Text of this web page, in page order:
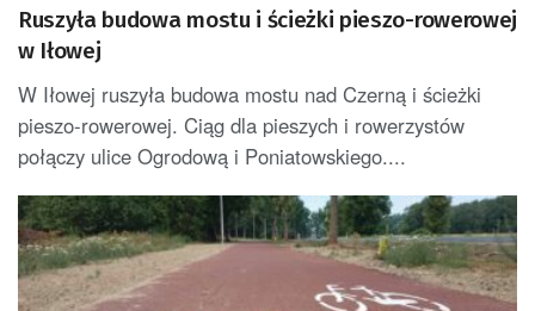
Ruszyła budowa mostu i ścieżki pieszo-rowerowej
w Iłowej
W Iłowej ruszyła budowa mostu nad Czerną i ścieżki
pieszo-rowerowej. Ciąg dla pieszych i rowerzystów
połączy ulice Ogrodową i Poniatowskiego....